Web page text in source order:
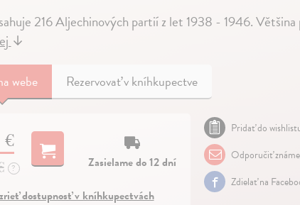
216 Aljechinových partií z let 1938 - 1946.
↓
webe Rezervovať v kníhkupectve
€
?
Zasielame do 12 dní
dostupnosť v kníhkupectvách
Pridať do
Odporučiť
Zdielať na